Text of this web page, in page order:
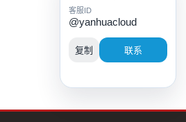
客服ID
@yanhuacloud
复制 联系